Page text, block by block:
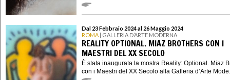
Dal 23 Febbraio 2024 al 26 Maggio 2024
ROMA | GALLERIA D’ARTE MODERNA
REALITY OPTIONAL. MIAZ BROTHERS CON I
MAESTRI DEL XX SECOLO
È stata inaugurata la mostra Reality: Optional. Miaz
con i Maestri del XX Secolo alla Galleria d’Arte